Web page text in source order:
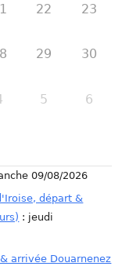
22 23
29 30
5 6
09/08/2026
départ &
: jeudi
arrivée Douarnenez